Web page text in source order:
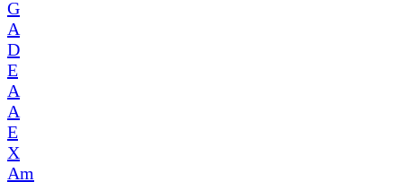
G
A
D
E
A
A
E
X
Am